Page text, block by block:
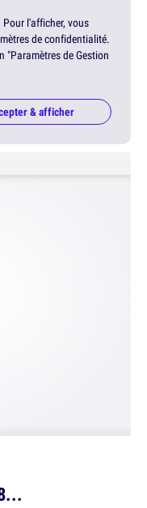
l'afficher, vous
de confidentialité.
"Paramètres de Gestion
& afficher